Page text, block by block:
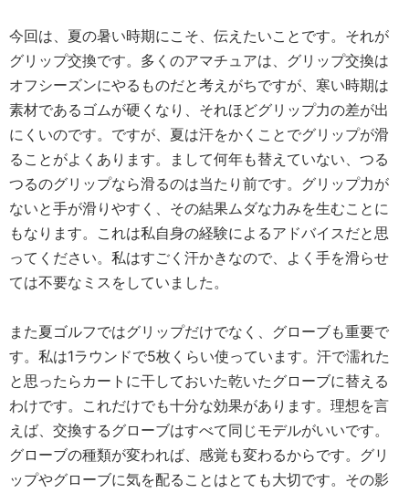
今回は、夏の暑い時期にこそ、伝えたいことです。それが
グリップ交換です。多くのアマチュアは、グリップ交換は
オフシーズンにやるものだと考えがちですが、寒い時期は
素材であるゴムが硬くなり、それほどグリップ力の差が出
にくいのです。ですが、夏は汗をかくことでグリップが滑
ることがよくあります。まして何年も替えていない、つる
つるのグリップなら滑るのは当たり前です。グリップ力が
ないと手が滑りやすく、その結果ムダな力みを生むことに
もなります。これは私自身の経験によるアドバイスだと思
ってください。私はすごく汗かきなので、よく手を滑らせ
ては不要なミスをしていました。
また夏ゴルフではグリップだけでなく、グローブも重要で
す。私は1ラウンドで5枚くらい使っています。汗で濡れた
と思ったらカートに干しておいた乾いたグローブに替える
わけです。これだけでも十分な効果があります。理想を言
えば、交換するグローブはすべて同じモデルがいいです。
グローブの種類が変われば、感覚も変わるからです。グリ
ップやグローブに気を配ることはとても大切です。その影